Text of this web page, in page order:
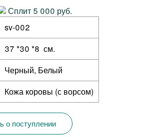
Сплит 5 000 руб.
sv-002
37 *30 *8 см.
Черный, Белый
Кожа коровы (с ворсом)
о поступлении